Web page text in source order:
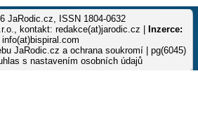
JaRodic.cz, ISSN 1804-0632
kontakt: redakce(at)jarodic.cz |
Inzerce:
info(at)bispiral.com
JaRodic.cz a ochrana soukromí | pg(6045)
s nastavením osobních údajů